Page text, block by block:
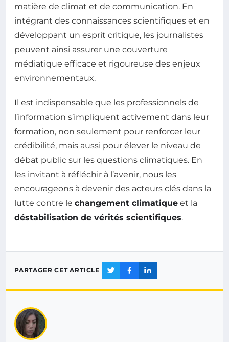
matière de climat et de communication. En
intégrant des connaissances scientifiques et en
développant un esprit critique, les journalistes
peuvent ainsi assurer une couverture
médiatique efficace et rigoureuse des enjeux
environnementaux.
Il est indispensable que les professionnels de
l’information s’impliquent activement dans leur
formation, non seulement pour renforcer leur
crédibilité, mais aussi pour élever le niveau de
débat public sur les questions climatiques. En
les invitant à réfléchir à l’avenir, nous les
encourageons à devenir des acteurs clés dans la
lutte contre le changement climatique et la
déstabilisation de vérités scientifiques.
PARTAGER CET ARTICLE